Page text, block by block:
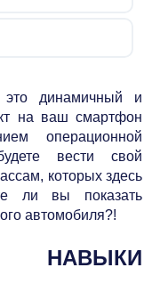
динамичный и
на ваш смартфон
операционной
вести свой
которых здесь
ли вы показать
автомобиля?!
НАВЫКИ